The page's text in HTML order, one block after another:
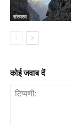
संस्मरण
कोई जवाब दें